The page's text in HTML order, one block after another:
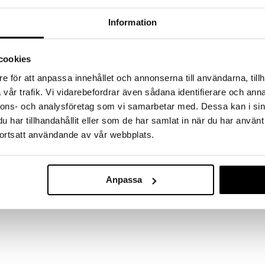
Information
för att anpassa innehållet och annonserna till användarna,
trafik. Vi vidarebefordrar även sådana identifierare och
och analysföretag som vi samarbetar med. Dessa kan i
har tillhandahållit eller som de har samlat in när du har
användande av vår webbplats.
Anpassa
löydöt kotiin!
tehdä löytöjä suuresta ALEstamme. Juuri
suuren valikoiman jännittäviä tuotteita
31.8.2026 asti mutta ole nopea -
voivat päästä loppumaan!
ale-löydöt »
pehmeän ja huolitellun tunteen. Valmistettu
käytä servettejä tai keittiöpyyhkeitä antamaan
KOSTA